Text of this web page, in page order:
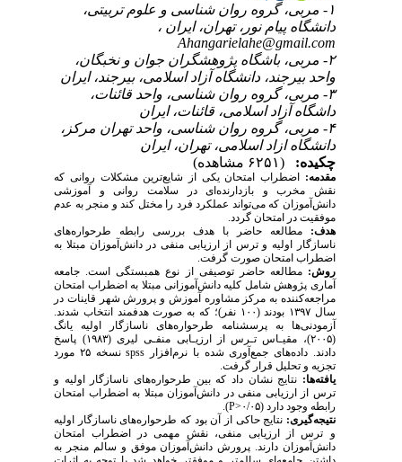
۱- مربی، گروه روان شناسی و علوم تربیتی،
دانشگاه پیام نور، تهران، ایران ،
Ahangarielahe@gmail.com
۲- مربی، باشگاه پژوهشگران جوان و نخبگان،
واحد بیرجند، دانشگاه آزاد اسلامی، بیرجند، ایران
۳- مربی، گروه روان شناسی، واحد قائنات،
داشگاه آزاد اسلامی، قائنات، ایران
۴- مربی، گروه روان شناسی، واحد تهران مرکز،
دانشگاه ازاد اسلامی، تهران، ایران
چکیده:
مقدمه:اضطراب امتحان یکی از شایع‌ترین مشکلات روانی که
نقش مخرب و بازدارنده‌ای در سلامت روانی و آموزشی
دانش‌آموزان که می‌تواند عملکرد فرد را مختل کند و منجر به عدم
موفقیت در امتحان گردد.
هدف:مطالعه حاضر با هدف بررسی رابطه طرحواره‌­های
ناسازگار اولیه و ترس از ارزیابی منفی در دانش‌­آموزان مبتلا به
اضطراب امتحان صورت گرفت.
روش:مطالعه حاضر توصیفی از نوع همبستگی است. جامعه
آماری پژوهش شامل کلیه دانش‌­آموزانی مبتلا به اضطراب امتحان
مراجعه‌کننده به مرکز مشاوره آموزش و پرورش شهر قاینات در
سال ۱۳۹۷ بودند (۱۰۰ نفر)؛ که به صورت هدفمند انتخاب شدند.
آزمودنی­‌ها به پرسشنامه طرحواره­‌های ناسازگار اولیه یانگ
(۲۰۰۵)، مقیـاس تـرس از ارزیـابی منفـی لیری (۱۹۸۳) پاسخ
دادند. داده‌های جمع­‌آوری شده با نرم‌­افزار spss
نسخه ۲۵ مورد
تجزیه و تحلیل قرار گرفت.
یافته‌ها:نتایج نشان داد که بین طرحواره­‌های ناسازگار اولیه و
ترس از ارزیابی منفی در دانش‌­آموزان مبتلا به اضطراب امتحان
رابطه وجود دارد (۰/۰۵<
P
).
نتیجه‌گیری:نتایج حاکی از آن بود که طرحواره‌های ناسازگار اولیه
و ترس از ارزیابی منفی، نقش مهمی در اضطراب امتحان
دانش‌آموزان دارند. پرورش دانش‌­آموزان موفق و سالم منجر به